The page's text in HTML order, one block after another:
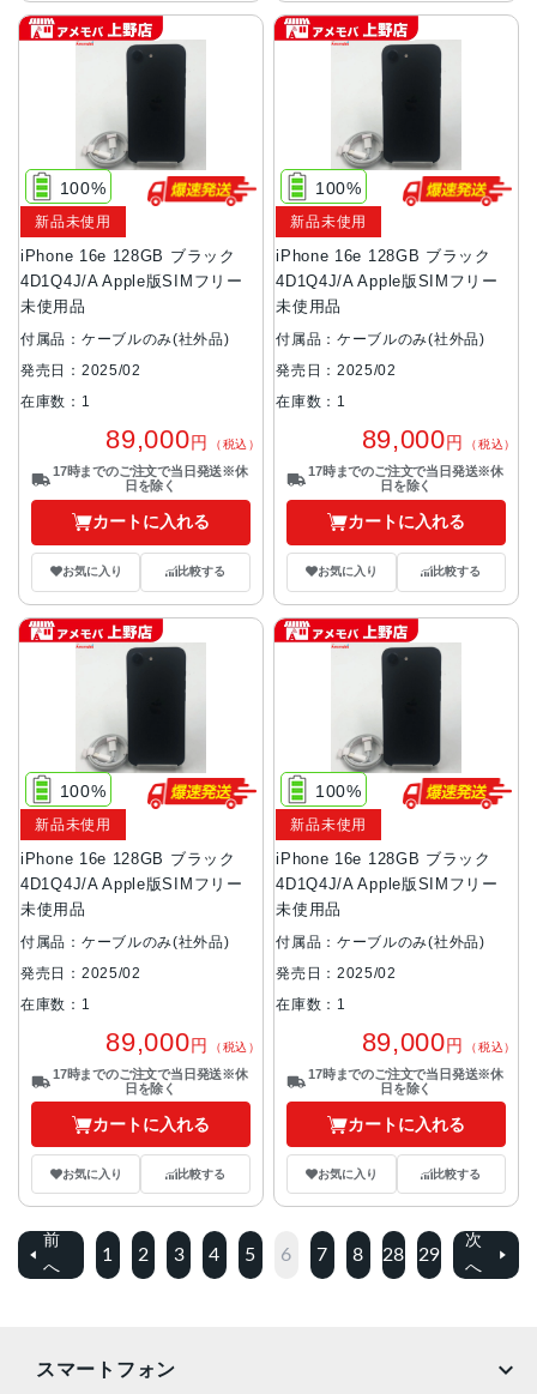
iPhone 16e 128GB ブラック
4D1Q4J/A Apple版SIMフリー
未使用品
100%
新品未使用
付属品：ケーブルのみ(社外品)
発売日：2025/02
在庫数：1
89,000円 （税込）
17時までのご注文で当日発送※休
日を除く
カートに入れる
お気に入り 比較する
iPhone 16e 128GB ブラック
4D1Q4J/A Apple版SIMフリー
未使用品
100%
新品未使用
付属品：ケーブルのみ(社外品)
発売日：2025/02
在庫数：1
89,000円 （税込）
17時までのご注文で当日発送※休
日を除く
カートに入れる
お気に入り 比較する
iPhone 16e 128GB ブラック
4D1Q4J/A Apple版SIMフリー
未使用品
100%
新品未使用
付属品：ケーブルのみ(社外品)
発売日：2025/02
在庫数：1
89,000円 （税込）
17時までのご注文で当日発送※休
日を除く
カートに入れる
お気に入り 比較する
iPhone 16e 128GB ブラック
4D1Q4J/A Apple版SIMフリー
未使用品
100%
新品未使用
付属品：ケーブルのみ(社外品)
発売日：2025/02
在庫数：1
89,000円 （税込）
17時までのご注文で当日発送※休
日を除く
カートに入れる
お気に入り 比較する
前
へ
1 2 3 4 5 6 7 8 28 29
次
へ
スマートフォン